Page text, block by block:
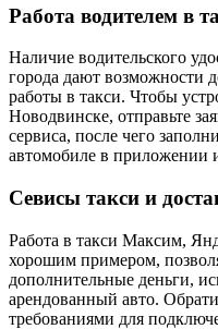
Работа водителем в
Наличие водительского
города дают возможности
работы в такси. Чтобы
Новодвинске, отправьте
сервиса, после чего
автомобиле в приложении
Севисы такси и
Работа в такси Максим,
хорошим примером,
дополнительные деньги,
арендованный авто.
требованиями для